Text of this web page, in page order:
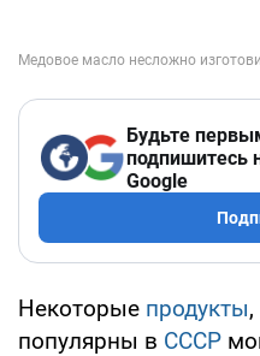
Будьте
подпишитесь
Google
Некоторые продукты
популярны в СССР